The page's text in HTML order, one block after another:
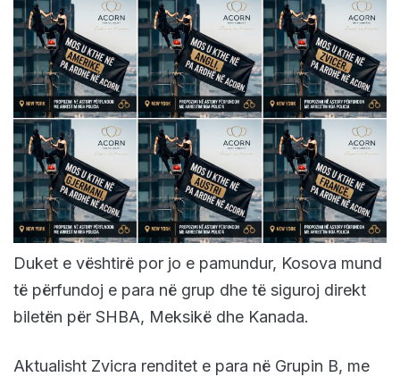
Duket e vështirë por jo e pamundur, Kosova mund
të përfundoj e para në grup dhe të siguroj direkt
biletën për SHBA, Meksikë dhe Kanada.
Aktualisht Zvicra renditet e para në Grupin B, me